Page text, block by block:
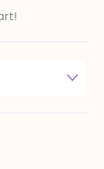
emulgator: